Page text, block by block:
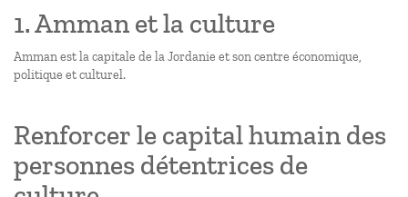
1. Amman et la culture
Amman est la capitale de la Jordanie et son centre économique,
politique et culturel.
Renforcer le capital humain des
personnes détentrices de